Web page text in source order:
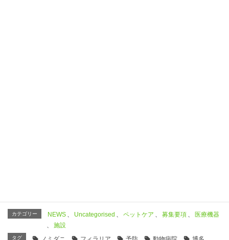
カテゴリー NEWS 、 Uncategorised 、 ペットケア 、 募集要項 、
医療機器
、
施設
タグ